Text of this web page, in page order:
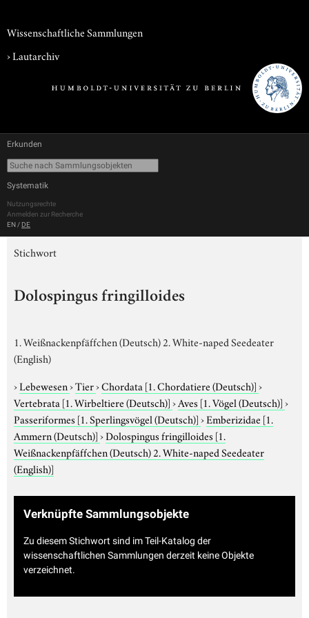
Wissenschaftliche Sammlungen
›Lautarchiv
Erkunden
Systematik
Nutzungsrechte
Anmelden zur Recherche
EN / DE
Stichwort
Dolospingus fringilloides
1. Weißnackenpfäffchen (Deutsch) 2. White-naped Seedeater
(English)
›Lebewesen›Tier›Chordata [1. Chordatiere (Deutsch)]›
Vertebrata [1. Wirbeltiere (Deutsch)]›Aves [1. Vögel (Deutsch)]›
Passeriformes [1. Sperlingsvögel (Deutsch)]›Emberizidae [1.
Ammern (Deutsch)]›Dolospingus fringilloides [1.
Weißnackenpfäffchen (Deutsch) 2. White-naped Seedeater
(English)]
Verknüpfte Sammlungsobjekte
Zu diesem Stichwort sind im Teil-Katalog der
wissenschaftlichen Sammlungen derzeit keine Objekte
verzeichnet.